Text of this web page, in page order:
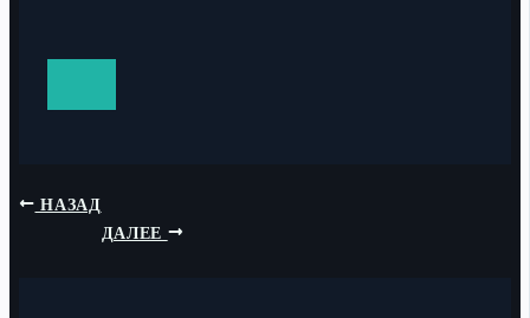
НАЗАД
ДАЛЕЕ